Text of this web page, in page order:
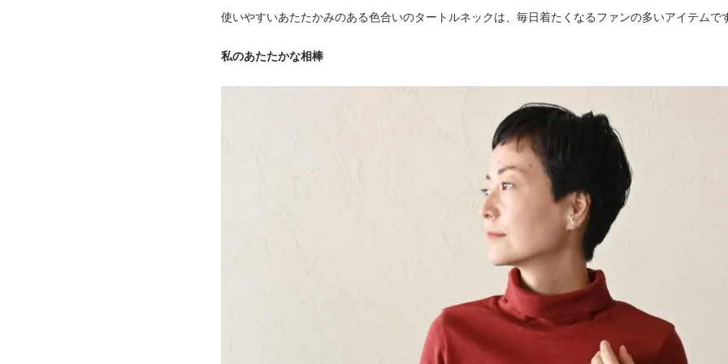
使いやすいあたたかみのある色合いのタートルネックは、毎日着たくなるファンの多いアイテムで
私のあたたかな相棒